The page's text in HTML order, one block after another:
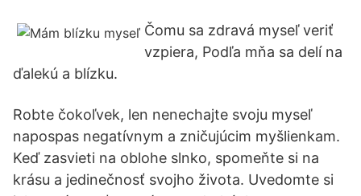
Čomu sa zdravá myseľ veriť
vzpiera, Podľa mňa sa delí na
ďalekú a blízku.
Robte čokoľvek, len nenechajte svoju myseľ
napospas negatívnym a zničujúcim myšlienkam.
Keď zasvieti na oblohe slnko, spomeňte si na
krásu a jedinečnosť svojho života. Uvedomte si